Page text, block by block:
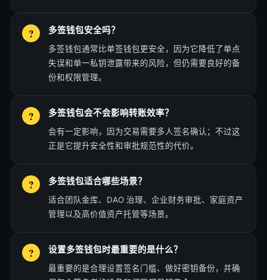
多签钱包安全吗？
多签钱包通常比单签钱包更安全，因为它降低了单点
失误和单一私钥泄露带来的风险，但仍需要良好的备
份和权限管理。
多签钱包会不会影响转账效率？
会有一定影响，因为交易需要多人签名确认；不过这
正是它提升安全性和审批规范性的代价。
多签钱包适合哪些场景？
适合团队金库、DAO 治理、企业财务审批、家庭资产
管理以及高价值资产托管等场景。
设置多签钱包时最重要的是什么？
最重要的是合理设置签名门槛、做好密钥备份，并确